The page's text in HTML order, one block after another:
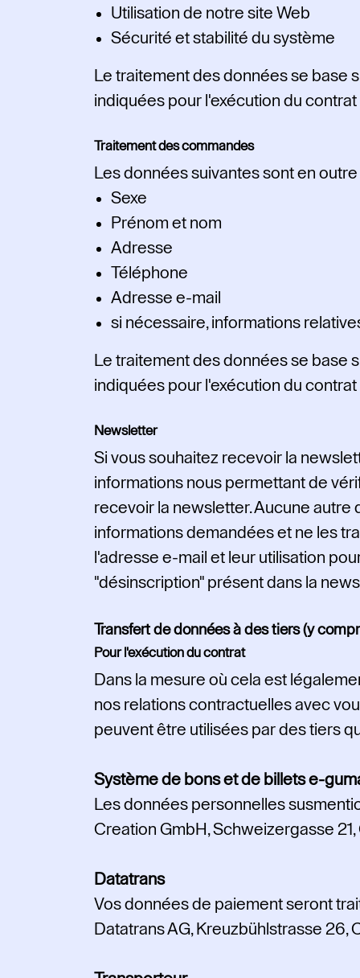
Utilisation de notre site Web
Sécurité et stabilité du système
Le traitement des données se base
indiquées pour l'exécution du
Traitement des commandes
Les données suivantes sont en
Sexe
Prénom et nom
Adresse
Téléphone
Adresse e-mail
si nécessaire, informations
Le traitement des données se base
indiquées pour l'exécution du
Newsletter
Si vous souhaitez recevoir la
informations nous permettant de
recevoir la newsletter. Aucune autre
informations demandées et ne les
l'adresse e-mail et leur utilisation
"désinscription" présent dans la
Transfert de données à des tiers (y
Pour l'exécution du contrat
Dans la mesure où cela est
nos relations contractuelles avec
peuvent être utilisées par des tiers
Système de bons et de billets e-
Les données personnelles
Creation GmbH, Schweizergasse
Datatrans
Vos données de paiement seront
Datatrans AG, Kreuzbühlstrasse 26,